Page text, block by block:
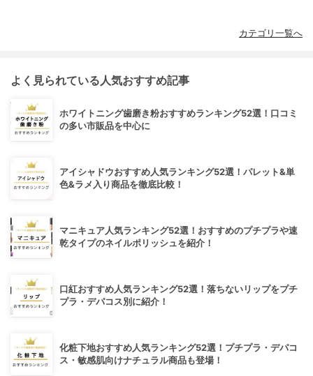
カテゴリ一覧へ
よく見られている人気おすすめ記事
ホワイトニング歯磨き粉おすすめランキング52選！口コミ
の多い市販品を中心に
アイシャドウおすすめ人気ランキング52選！パレット&単
色&ラメ入り商品を徹底比較！
マニキュア人気ランキング52選！おすすめのプチプラや速
乾タイプのネイルポリッシュを紹介！
口紅おすすめ人気ランキング52選！落ちないリップをプチ
プラ・デパコス別に紹介！
化粧下地おすすめ人気ランキング52選！プチプラ・デパコ
ス・敏感肌向けナチュラル商品も登場！